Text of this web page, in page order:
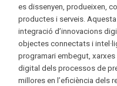
es dissenyen, produeixen,
productes i serveis.
integració d’innovacions
objectes connectats i
programari embegut,
digital dels processos de
millores en l’eficiència dels